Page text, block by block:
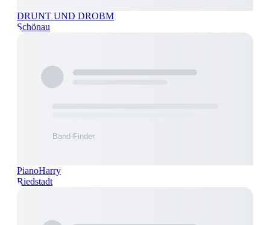
DRUNT UND DROBM
Schönau
PianoHarry
Riedstadt